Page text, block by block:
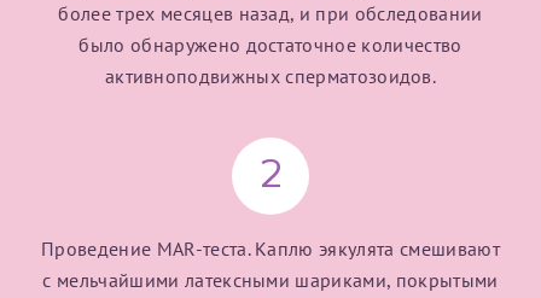
более трех месяцев назад, и при обследовании
было обнаружено достаточное количество
активноподвижных сперматозоидов.
2
Проведение MAR-теста. Каплю эякулята смешивают
с мельчайшими латексными шариками, покрытыми
Телефон*
скан 2-3 страниц паспорта пациента и
вашими данными и местом выдачи)